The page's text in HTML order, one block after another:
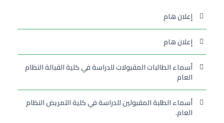
إعلان هام
إعلان هام
أسماء الطالبات المقبولات للدراسة في كلية القبالة النظام
العام
أسماء الطلبة المقبولين للدراسة في كلية التمريض النظام
العام.